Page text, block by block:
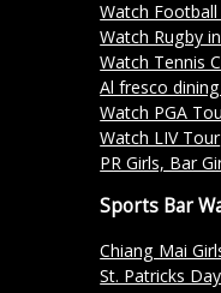
Watch
Watch Rugby
Watch Tennis
Al fresco
Watch PGA
Watch LIV Tour
PR Girls, Bar
Sports Bar
Chiang Mai
St. Patricks